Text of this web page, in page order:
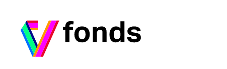
Ga naar home